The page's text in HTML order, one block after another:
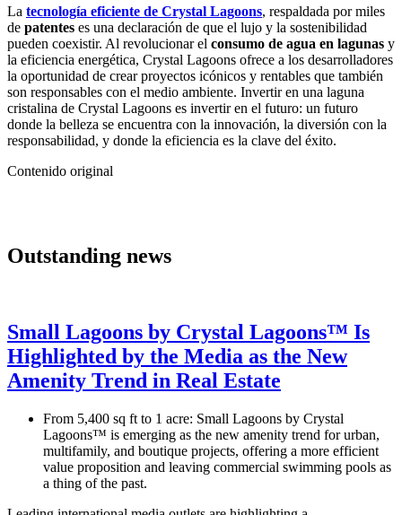
La tecnología eficiente de Crystal Lagoons, respaldada por miles
de patentes es una declaración de que el lujo y la sostenibilidad
pueden coexistir. Al revolucionar el consumo de agua en lagunas y
la eficiencia energética, Crystal Lagoons ofrece a los desarrolladores
la oportunidad de crear proyectos icónicos y rentables que también
son responsables con el medio ambiente. Invertir en una laguna
cristalina de Crystal Lagoons es invertir en el futuro: un futuro
donde la belleza se encuentra con la innovación, la diversión con la
responsabilidad, y donde la eficiencia es la clave del éxito.
Contenido original
Outstanding news
Small Lagoons by Crystal Lagoons™ Is
Highlighted by the Media as the New
Amenity Trend in Real Estate
From 5,400 sq ft to 1 acre: Small Lagoons by Crystal
Lagoons™ is emerging as the new amenity trend for urban,
multifamily, and boutique projects, offering a more efficient
value proposition and leaving commercial swimming pools as
a thing of the past.